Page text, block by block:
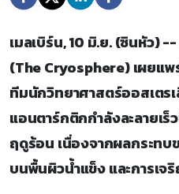
เมลเบิร์น, 10 มิ.ย. (ซินหัว) --
(The Cryosphere) เผยแ
ทีมนักวิทยาศาสตร์ออสเตรเ
แอนตาร์กติกกำลังละลายเ
ฤดูร้อน เนื่องจากผลกระท
บนพื้นผิวน้ำแข็ง และการเจ